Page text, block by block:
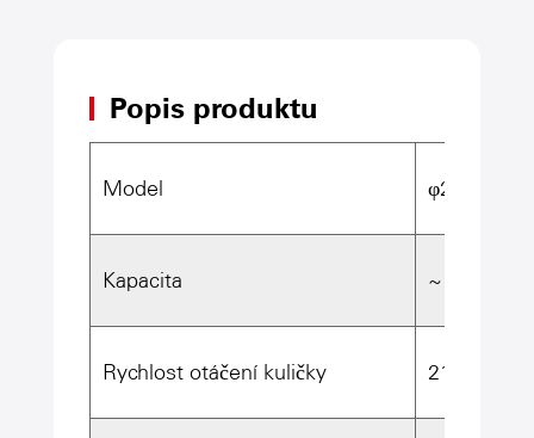
Popis produktu
Model φ2,6 ×
Kapacita ~ 35t/h
Rychlost otáčení kuličky 21.4r/min